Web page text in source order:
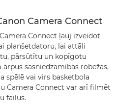
Camera Connect
Connect ļauj izveidot
planšetdatoru, lai attāli
pārsūtītu un kopīgotu
sasniedzamības robežas,
spēlē vai virs basketbola
Camera Connect var arī filmēt
failus.